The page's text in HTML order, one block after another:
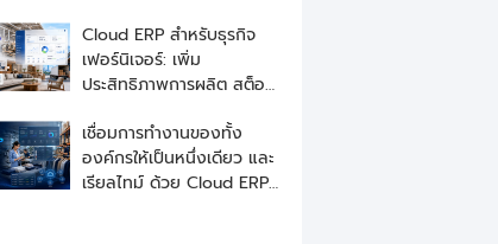
Cloud ERP สำหรับธุรกิจ
เฟอร์นิเจอร์: เพิ่ม
ประสิทธิภาพการผลิต สต็อก
เชื่อมการทำงานของทั้ง
องค์กรให้เป็นหนึ่งเดียว และ
เรียลไทม์ ด้วย Cloud ERP